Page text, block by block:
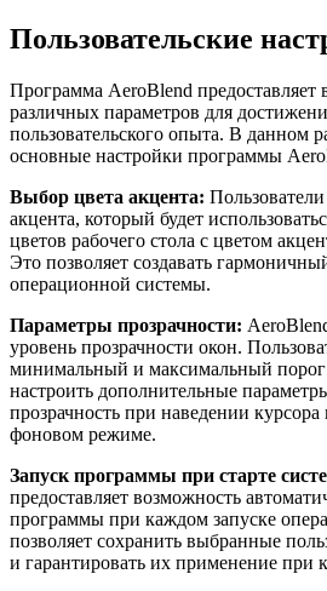
Пользовательские
Программа AeroBlend предоставляет
различных параметров для
пользовательского опыта. В данном
основные настройки программы
Выбор цвета акцента:
акцента, который будет
цветов рабочего стола с цветом
Это позволяет создавать
операционной системы.
Параметры прозрачности:
уровень прозрачности окон.
минимальный и максимальный порог
настроить дополнительные
прозрачность при наведении
фоновом режиме.
Запуск программы при старте
предоставляет возможность
программы при каждом запуске
позволяет сохранить выбранные
и гарантировать их применение при